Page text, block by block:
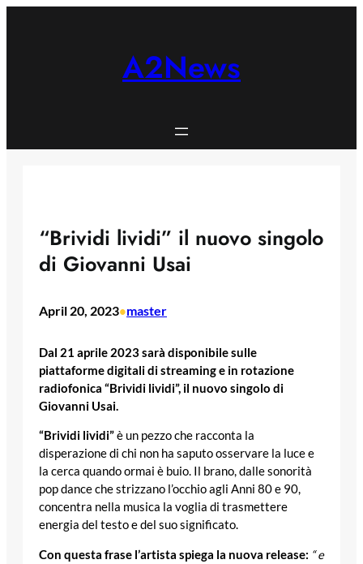
A2News
“Brividi lividi” il nuovo singolo
di Giovanni Usai
April 20, 2023•master
Dal 21 aprile 2023 sarà disponibile sulle
piattaforme digitali di streaming e in rotazione
radiofonica “Brividi lividi”, il nuovo singolo di
Giovanni Usai.
“Brividi lividi”è un pezzo che racconta la
disperazione di chi non ha saputo osservare la luce e
la cerca quando ormai è buio. Il brano, dalle sonorità
pop dance che strizzano l’occhio agli Anni 80 e 90,
concentra nella musica la voglia di trasmettere
energia del testo e del suo significato.
Con questa frase l’artista spiega la nuova release: “ e